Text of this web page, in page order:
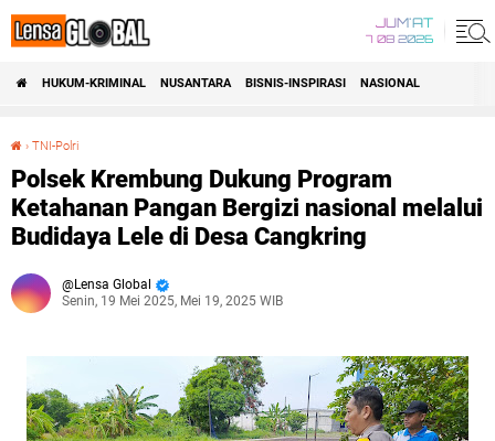
JUM'AT
7 08 2026
HUKUM-KRIMINAL NUSANTARA BISNIS-INSPIRASI NASIONAL
› TNI-Polri
Polsek Krembung Dukung Program
Ketahanan Pangan Bergizi nasional melalui
Budidaya Lele di Desa Cangkring
Lensa Global
Senin, 19 Mei 2025, Mei 19, 2025 WIB